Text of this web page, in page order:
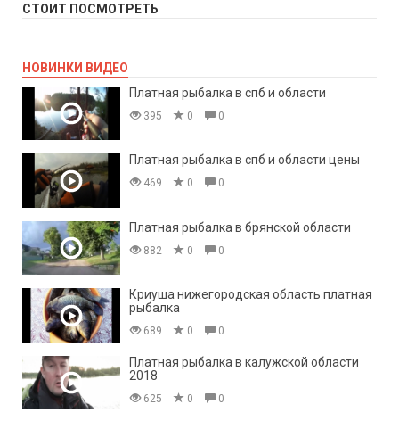
СТОИТ ПОСМОТРЕТЬ
НОВИНКИ ВИДЕО
Платная рыбалка в спб и области
395 0 0
Платная рыбалка в спб и области цены
469 0 0
Платная рыбалка в брянской области
882 0 0
Криуша нижегородская область платная
рыбалка
689 0 0
Платная рыбалка в калужской области
2018
625 0 0